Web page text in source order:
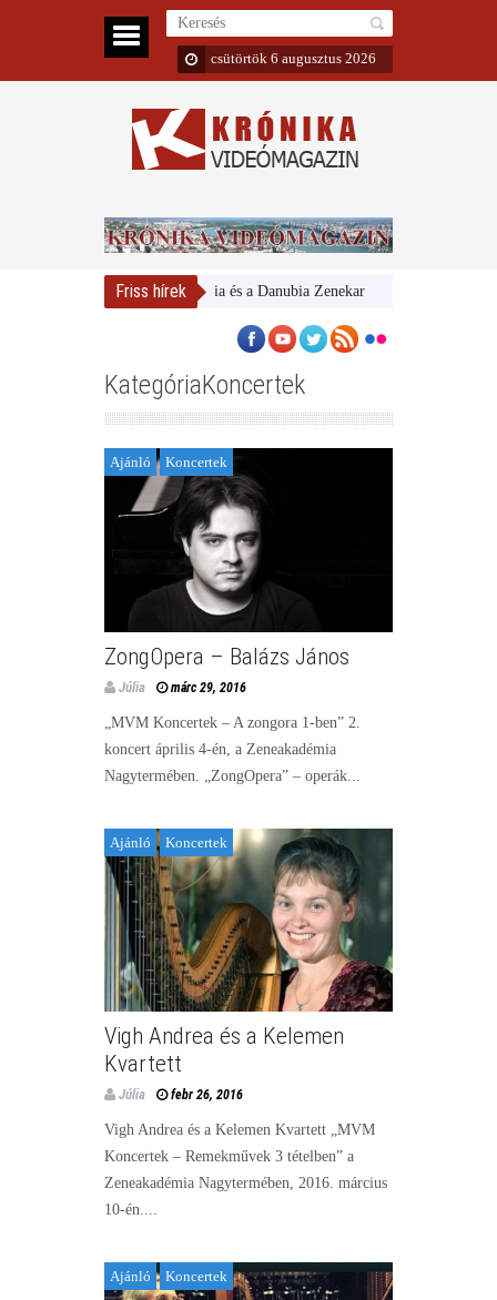
csütörtök 6 augusztus 2026
Friss hírek
Magyar Nemzeti Galéria és a Danubia Zenekar Bemutatta 2024/25-
KategóriaKoncertek
Ajánló Koncertek
ZongOpera – Balázs János
Júlia márc 29, 2016
„MVM Koncertek – A zongora 1-ben” 2.
koncert április 4-én, a Zeneakadémia
Nagytermében. „ZongOpera” – operák...
Ajánló Koncertek
Vigh Andrea és a Kelemen
Kvartett
Júlia febr 26, 2016
Vigh Andrea és a Kelemen Kvartett „MVM
Koncertek – Remekművek 3 tételben” a
Zeneakadémia Nagytermében, 2016. március
10-én....
Ajánló Koncertek